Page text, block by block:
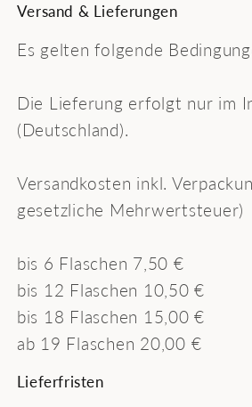
Versand & Lieferungen
Es gelten folgende
Die Lieferung erfolgt nur im
(Deutschland).
Versandkosten inkl.
gesetzliche Mehrwertsteuer)
bis 6 Flaschen 7,50 €
bis 12 Flaschen 10,50 €
bis 18 Flaschen 15,00 €
ab 19 Flaschen 20,00 €
Lieferfristen